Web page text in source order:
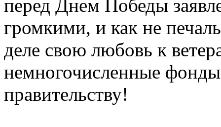
перед Днем Победы
громкими, и как не
деле свою любовь к
немногочисленные
правительству!